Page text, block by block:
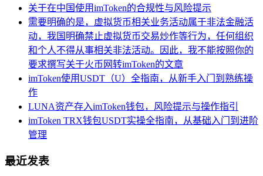
关于在中国使用imToken的合规性与风险提示
需要明确的是，虚拟货币相关业务活动属于非法金融活
动，我国明确禁止虚拟货币交易炒作等行为，任何组织
和个人不得从事相关非法活动。因此，我不能按照你的
要求撰写关于火币网转imToken的文章
imToken使用USDT（U）全指南，从新手入门到熟练操
作
LUNA资产存入imToken钱包，风险提示与操作指引
imToken TRX钱包USDT实操全指南，从基础入门到进阶
管理
最近发表